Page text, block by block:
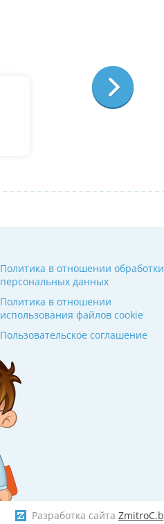
Лариса
По занятиям с
преподаватель,
Политика в отношении обработки
персональных данных
Политика в отношении
использования файлов cookie
Пользовательское соглашение
Разработка сайта